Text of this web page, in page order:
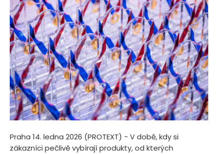
Praha 14. ledna 2026 (PROTEXT) - V době, kdy si
zákazníci pečlivě vybírají produkty, od kterých